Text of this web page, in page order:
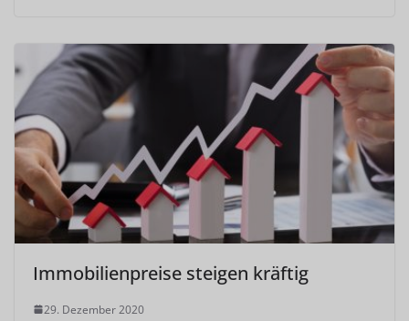
Immobilienpreise steigen kräftig
29. Dezember 2020